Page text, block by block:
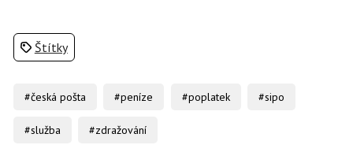
Štítky
#česká pošta #peníze #poplatek #sipo
#služba #zdražování